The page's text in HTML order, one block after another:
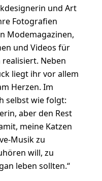
und Art
Fotografien
Modemagazinen,
und Videos für
Neben
liegt ihr vor allem
Herzen. Im
selbst wie folgt:
aber den Rest
meine Katzen
Musik zu
will, zu
leben sollten.“